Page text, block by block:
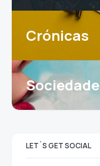
Crónicas
Sociedade
LET`S GET SOCIAL